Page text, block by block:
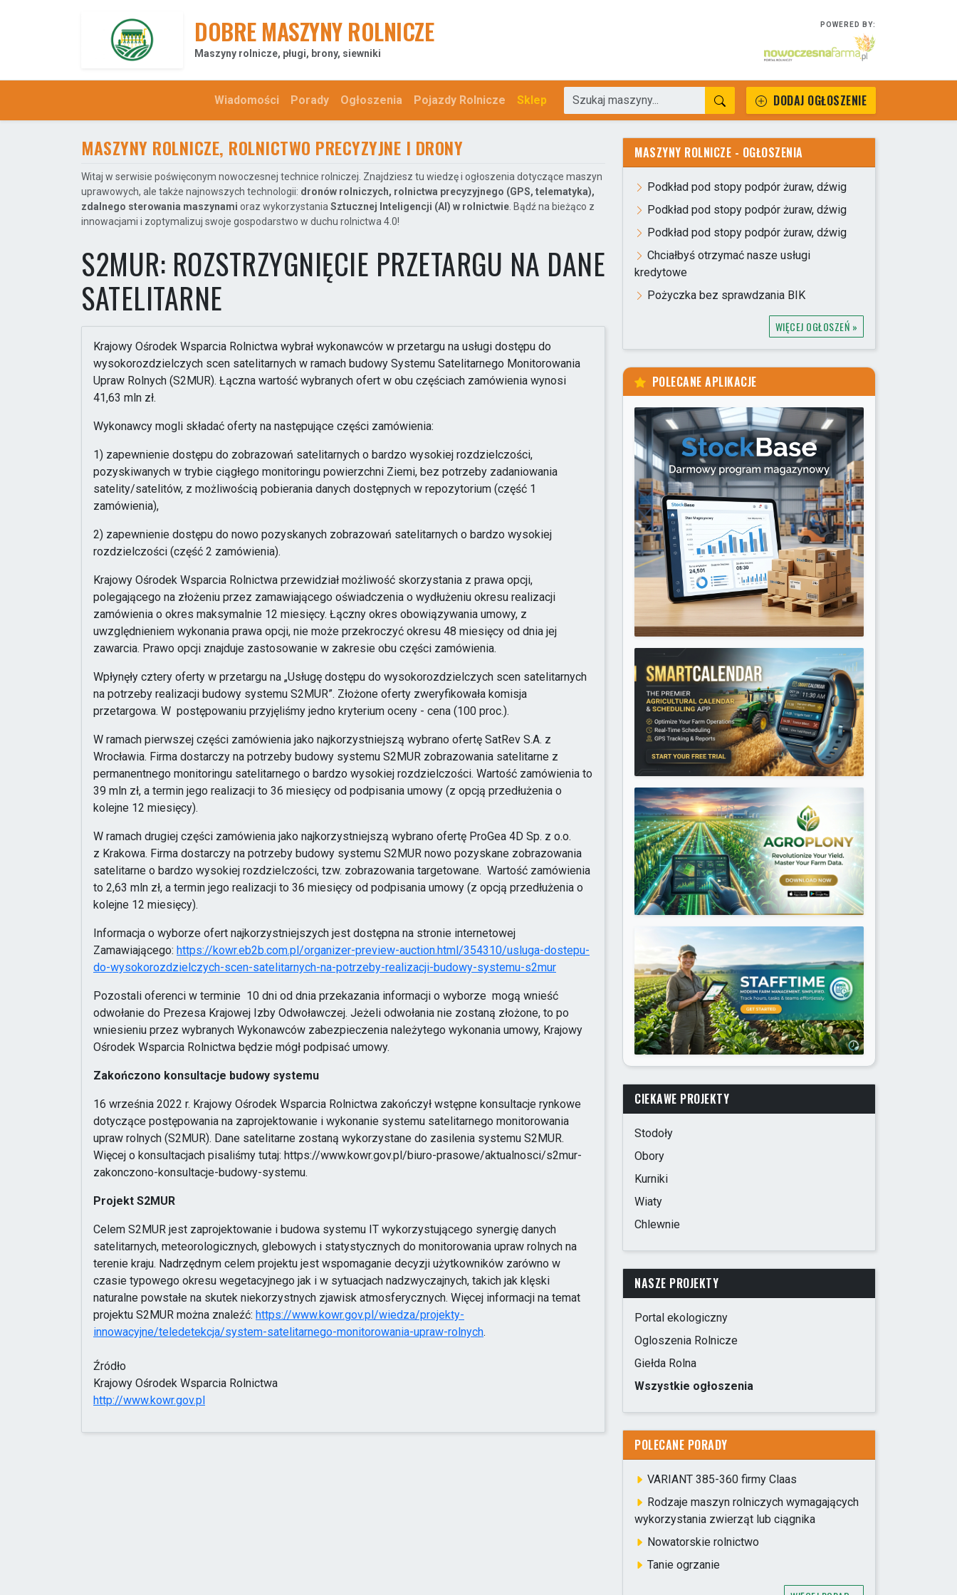
DOBRE MASZYNY ROLNICZE
Maszyny rolnicze, pługi, brony, siewniki
POWERED BY:
Wiadomości Porady Ogłoszenia Pojazdy Rolnicze Sklep DODAJ OGŁOSZENIE
MASZYNY ROLNICZE, ROLNICTWO PRECYZYJNE I DRONY
Witaj w serwisie poświęconym nowoczesnej technice rolniczej. Znajdziesz tu wiedzę i ogłoszenia dotyczące maszyn
uprawowych, ale także najnowszych technologii: dronów rolniczych, rolnictwa precyzyjnego (GPS, telematyka),
zdalnego sterowania maszynami oraz wykorzystania Sztucznej Inteligencji (AI) w rolnictwie . Bądź na bieżąco z
innowacjami i zoptymalizuj swoje gospodarstwo w duchu rolnictwa 4.0!
S2MUR: ROZSTRZYGNIĘCIE PRZETARGU NA DANE
SATELITARNE
Krajowy Ośrodek Wsparcia Rolnictwa wybrał wykonawców w przetargu na usługi dostępu do
wysokorozdzielczych scen satelitarnych w ramach budowy Systemu Satelitarnego Monitorowania
Upraw Rolnych (S2MUR). Łączna wartość wybranych ofert w obu częściach zamówienia wynosi
41,63 mln zł.
Wykonawcy mogli składać oferty na następujące części zamówienia:
1) zapewnienie dostępu do zobrazowań satelitarnych o bardzo wysokiej rozdzielczości,
pozyskiwanych w trybie ciągłego monitoringu powierzchni Ziemi, bez potrzeby zadaniowania
satelity/satelitów, z możliwością pobierania danych dostępnych w repozytorium (część 1
zamówienia),
2) zapewnienie dostępu do nowo pozyskanych zobrazowań satelitarnych o bardzo wysokiej
rozdzielczości (część 2 zamówienia).
Krajowy Ośrodek Wsparcia Rolnictwa przewidział możliwość skorzystania z prawa opcji,
polegającego na złożeniu przez zamawiającego oświadczenia o wydłużeniu okresu realizacji
zamówienia o okres maksymalnie 12 miesięcy. Łączny okres obowiązywania umowy, z
uwzględnieniem wykonania prawa opcji, nie może przekroczyć okresu 48 miesięcy od dnia jej
zawarcia. Prawo opcji znajduje zastosowanie w zakresie obu części zamówienia.
Wpłynęły cztery oferty w przetargu na „Usługę dostępu do wysokorozdzielczych scen satelitarnych
na potrzeby realizacji budowy systemu S2MUR”. Złożone oferty zweryfikowała komisja
przetargowa. W postępowaniu przyjęliśmy jedno kryterium oceny - cena (100 proc.).
W ramach pierwszej części zamówienia jako najkorzystniejszą wybrano ofertę SatRev S.A. z
Wrocławia. Firma dostarczy na potrzeby budowy systemu S2MUR zobrazowania satelitarne z
permanentnego monitoringu satelitarnego o bardzo wysokiej rozdzielczości. Wartość zamówienia to
39 mln zł, a termin jego realizacji to 36 miesięcy od podpisania umowy (z opcją przedłużenia o
kolejne 12 miesięcy).
W ramach drugiej części zamówienia jako najkorzystniejszą wybrano ofertę ProGea 4D Sp. z o.o.
z Krakowa. Firma dostarczy na potrzeby budowy systemu S2MUR nowo pozyskane zobrazowania
satelitarne o bardzo wysokiej rozdzielczości, tzw. zobrazowania targetowane. Wartość zamówienia
to 2,63 mln zł, a termin jego realizacji to 36 miesięcy od podpisania umowy (z opcją przedłużenia o
kolejne 12 miesięcy).
Informacja o wyborze ofert najkorzystniejszych jest dostępna na stronie internetowej
Zamawiającego: https://kowr.eb2b.com.pl/organizer-preview-auction.html/354310/usluga-dostepu-
do-wysokorozdzielczych-scen-satelitarnych-na-potrzeby-realizacji-budowy-systemu-s2mur
Pozostali oferenci w terminie 10 dni od dnia przekazania informacji o wyborze mogą wnieść
odwołanie do Prezesa Krajowej Izby Odwoławczej. Jeżeli odwołania nie zostaną złożone, to po
wniesieniu przez wybranych Wykonawców zabezpieczenia należytego wykonania umowy, Krajowy
Ośrodek Wsparcia Rolnictwa będzie mógł podpisać umowy.
Zakończono konsultacje budowy systemu
16 września 2022 r. Krajowy Ośrodek Wsparcia Rolnictwa zakończył wstępne konsultacje rynkowe
dotyczące postępowania na zaprojektowanie i wykonanie systemu satelitarnego monitorowania
upraw rolnych (S2MUR). Dane satelitarne zostaną wykorzystane do zasilenia systemu S2MUR.
Więcej o konsultacjach pisaliśmy tutaj: https://www.kowr.gov.pl/biuro-prasowe/aktualnosci/s2mur-
zakonczono-konsultacje-budowy-systemu.
Projekt S2MUR
Celem S2MUR jest zaprojektowanie i budowa systemu IT wykorzystującego synergię danych
satelitarnych, meteorologicznych, glebowych i statystycznych do monitorowania upraw rolnych na
terenie kraju. Nadrzędnym celem projektu jest wspomaganie decyzji użytkowników zarówno w
czasie typowego okresu wegetacyjnego jak i w sytuacjach nadzwyczajnych, takich jak klęski
naturalne powstałe na skutek niekorzystnych zjawisk atmosferycznych. Więcej informacji na temat
projektu S2MUR można znaleźć: https://www.kowr.gov.pl/wiedza/projekty-
innowacyjne/teledetekcja/system-satelitarnego-monitorowania-upraw-rolnych.
Źródło
Krajowy Ośrodek Wsparcia Rolnictwa
http://www.kowr.gov.pl
MASZYNY ROLNICZE - OGŁOSZENIA
Podkład pod stopy podpór żuraw, dźwig
Podkład pod stopy podpór żuraw, dźwig
Podkład pod stopy podpór żuraw, dźwig
Chciałbyś otrzymać nasze usługi
kredytowe
Pożyczka bez sprawdzania BIK
WIĘCEJ OGŁOSZEŃ »
POLECANE APLIKACJE
CIEKAWE PROJEKTY
Stodoły
Obory
Kurniki
Wiaty
Chlewnie
NASZE PROJEKTY
Portal ekologiczny
Ogloszenia Rolnicze
Giełda Rolna
Wszystkie ogłoszenia
POLECANE PORADY
VARIANT 385-360 firmy Claas
Rodzaje maszyn rolniczych wymagających
wykorzystania zwierząt lub ciągnika
Nowatorskie rolnictwo
Tanie ogrzanie